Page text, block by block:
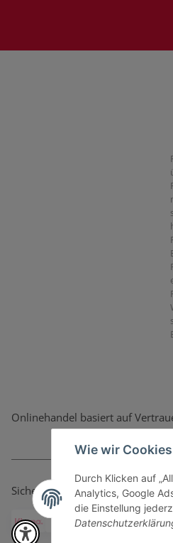
Wie wir
Durch Klicken auf
Analytics, Google
die Einstellung
Onlinehandel basiert auf
Sicher bezahlen via: